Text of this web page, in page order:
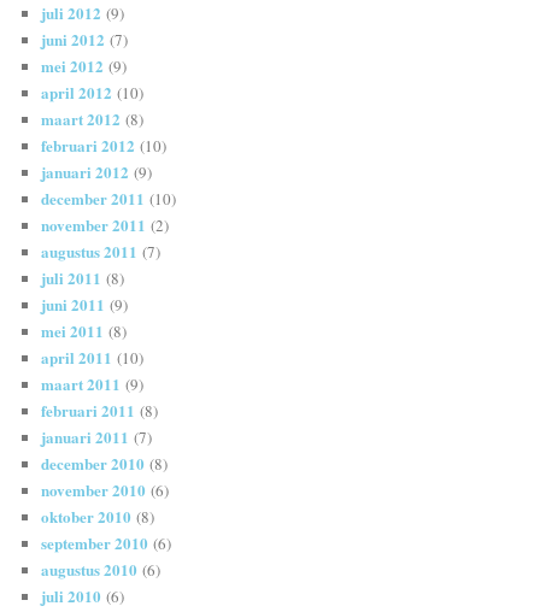
juli 2012 (9)
juni 2012 (7)
mei 2012 (9)
april 2012 (10)
maart 2012 (8)
februari 2012 (10)
januari 2012 (9)
december 2011 (10)
november 2011 (2)
augustus 2011 (7)
juli 2011 (8)
juni 2011 (9)
mei 2011 (8)
april 2011 (10)
maart 2011 (9)
februari 2011 (8)
januari 2011 (7)
december 2010 (8)
november 2010 (6)
oktober 2010 (8)
september 2010 (6)
augustus 2010 (6)
juli 2010 (6)